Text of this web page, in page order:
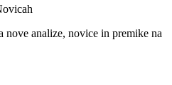
analize, novice in premike na